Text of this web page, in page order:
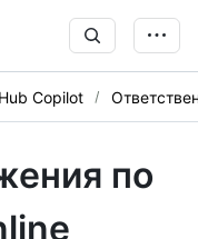
Copilot
по